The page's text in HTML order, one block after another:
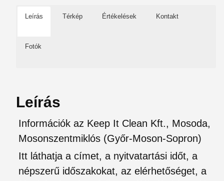
Leírás Térkép Értékelések Kontakt
Fotók
Leírás
Információk az Keep It Clean Kft., Mosoda,
Mosonszentmiklós (Győr-Moson-Sopron)
Itt láthatja a címet, a nyitvatartási időt, a
népszerű időszakokat, az elérhetőséget, a